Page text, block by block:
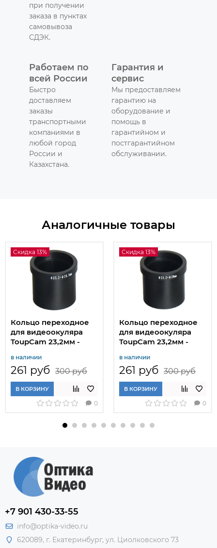
при получении
заказа в пунктах
самовывоза
СДЭК.
Работаем по
всей России
Быстро
доставляем
заказы
транспортными
компаниями в
любой город
России и
Казахстана.
Гарантия и
сервис
Мы предоставляем
гарантию на
оборудование и
помощь в
гарантийном и
постгарантийном
обслуживании.
Аналогичные товары
Скидка 13%
Кольцо переходное
для видеоокуляра
ToupCam 23,2мм -
в наличии
261 руб 300 руб
В КОРЗИНУ
0
Скидка 13%
Кольцо переходное
для видеоокуляра
ToupCam 23,2мм -
в наличии
261 руб 300 руб
В КОРЗИНУ
0
+7 901 430-33-55
info@optika-video.ru
620089, г. Екатеринбург, ул. Циолковского 73